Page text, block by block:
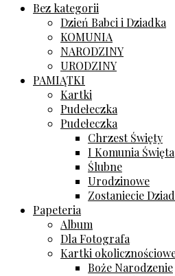
Bez kategorii
Dzień Babci i Dziadka
KOMUNIA
NARODZINY
URODZINY
PAMIĄTKI
Kartki
Pudełeczka
Pudełeczka
Chrzest Święty
I Komunia Święta
Ślubne
Urodzinowe
Zostaniecie
Papeteria
Album
Dla Fotografa
Kartki
Boże Narodzenie